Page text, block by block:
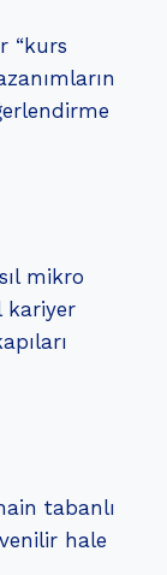
“kurs
mikro
kariyer
tabanlı
hale